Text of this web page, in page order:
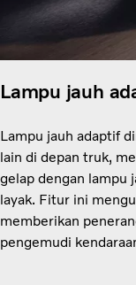
Lampu jauh
Lampu jauh adaptif
lain di depan truk,
gelap dengan lampu
layak. Fitur ini
memberikan
pengemudi